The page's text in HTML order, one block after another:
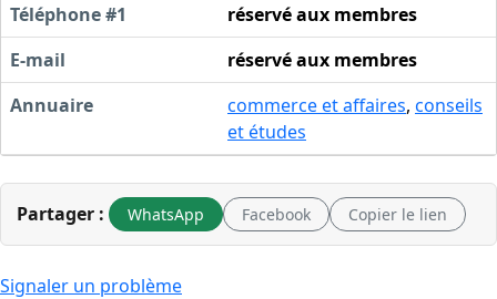
Téléphone #1
réservé aux membres
E-mail
réservé aux membres
Annuaire
commerce et affaires, conseils
et études
Partager : WhatsApp Facebook Copier le lien
Signaler un problème